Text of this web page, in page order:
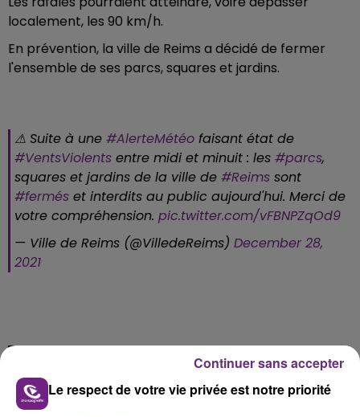
localement, les 90 km/h.
En prévention, la ville de Reims a décidé de fermer
l'ensemble de ses parcs, squares et jardins.
⚠ Suite à une #AlerteMétéo faisant état de
#VentsViolents entre midi et minuit : les #parcs,
squares et jardins de la ville de #Reims sont
#fermés et interdits au public aujourd'hui. Merci de
votre compréhension. pic.twitter.com/vFBNPZqOd9
— Ville de Reims (@VilledeReims) December 28,
2021
Le respect de votre vie privée est notre priorité
Continuer sans accepter